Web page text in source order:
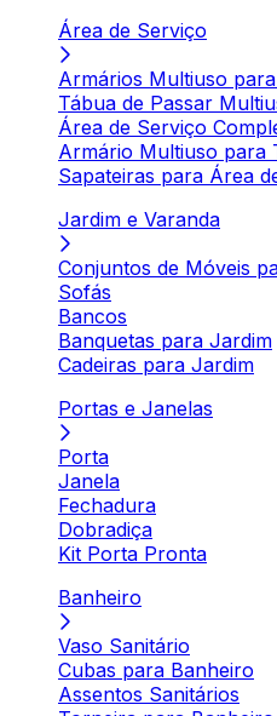
Área de Serviço
Armários Multiuso
Tábua de Passar
Área de Serviço
Armário Multiuso para
Sapateiras para Área
Jardim e Varanda
Conjuntos de Móveis
Sofás
Bancos
Banquetas para Jardim
Cadeiras para Jardim
Portas e Janelas
Porta
Janela
Fechadura
Dobradiça
Kit Porta Pronta
Banheiro
Vaso Sanitário
Cubas para Banheiro
Assentos Sanitários